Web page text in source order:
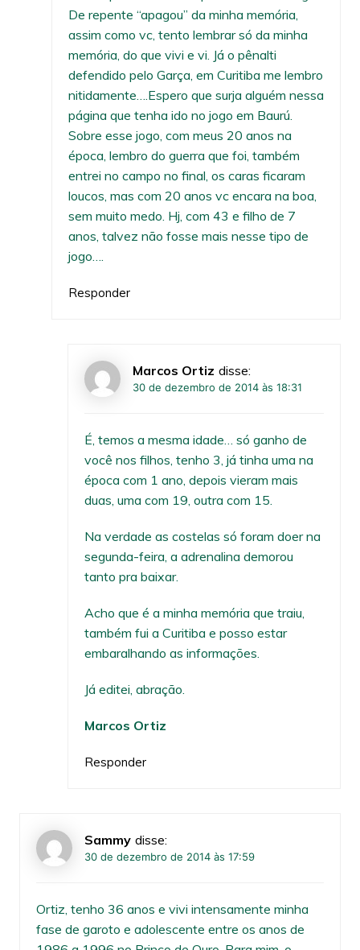
De repente “apagou” da minha memória,
assim como vc, tento lembrar só da minha
memória, do que vivi e vi. Já o pênalti
defendido pelo Garça, em Curitiba me lembro
nitidamente….Espero que surja alguém nessa
página que tenha ido no jogo em Baurú.
Sobre esse jogo, com meus 20 anos na
época, lembro do guerra que foi, também
entrei no campo no final, os caras ficaram
loucos, mas com 20 anos vc encara na boa,
sem muito medo. Hj, com 43 e filho de 7
anos, talvez não fosse mais nesse tipo de
jogo….
Responder
Marcos Ortiz disse:
30 de dezembro de 2014 às 18:31
É, temos a mesma idade… só ganho de
você nos filhos, tenho 3, já tinha uma na
época com 1 ano, depois vieram mais
duas, uma com 19, outra com 15.
Na verdade as costelas só foram doer na
segunda-feira, a adrenalina demorou
tanto pra baixar.
Acho que é a minha memória que traiu,
também fui a Curitiba e posso estar
embaralhando as informações.
Já editei, abração.
Marcos Ortiz
Responder
Sammy disse:
30 de dezembro de 2014 às 17:59
Ortiz, tenho 36 anos e vivi intensamente minha
fase de garoto e adolescente entre os anos de